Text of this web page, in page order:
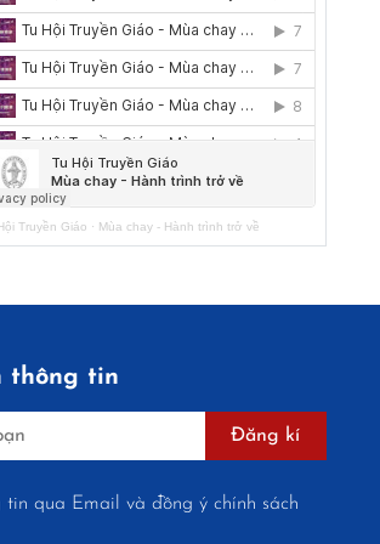
Truyền Giáo · Mùa chay - Hành trình trở về
thông tin
Đăng kí
qua Email và đồng ý chính sách